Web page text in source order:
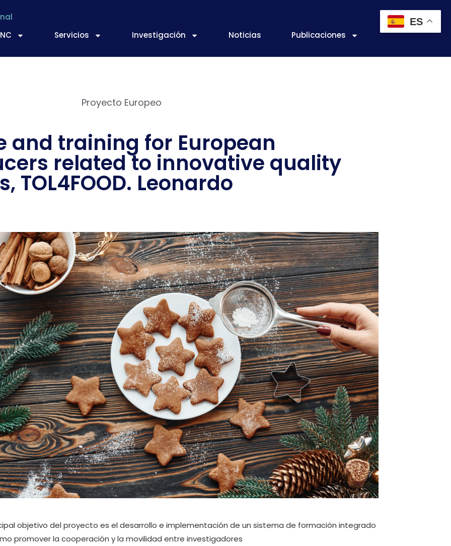
Servicios Investigación Noticias Publicaciones
Proyecto Europeo
and training for European
related to innovative quality
Leonardo
objetivo del proyecto es el desarrollo e implementación de un sistema de formación integrado
promover la cooperación y la movilidad entre investigadores
ES